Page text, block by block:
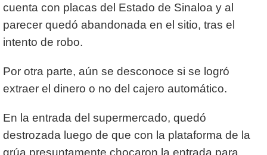
cuenta con placas del Estado de Sinaloa y al
parecer quedó abandonada en el sitio, tras el
intento de robo.
Por otra parte, aún se desconoce si se logró
extraer el dinero o no del cajero automático.
En la entrada del supermercado, quedó
destrozada luego de que con la plataforma de la
grúa presuntamente chocaron la entrada para